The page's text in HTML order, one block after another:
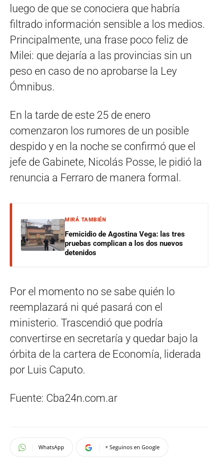
luego de que se conociera que habría
filtrado información sensible a los medios.
Principalmente, una frase poco feliz de
Milei: que dejaría a las provincias sin un
peso en caso de no aprobarse la Ley
Ómnibus.
En la tarde de este 25 de enero
comenzaron los rumores de un posible
despido y en la noche se confirmó que el
jefe de Gabinete, Nicolás Posse, le pidió la
renuncia a Ferraro de manera formal.
MIRÁ TAMBIÉN
Femicidio de Agostina Vega: las tres
pruebas complican a los dos nuevos
detenidos
Por el momento no se sabe quién lo
reemplazará ni qué pasará con el
ministerio. Trascendió que podría
convertirse en secretaría y quedar bajo la
órbita de la cartera de Economía, liderada
por Luis Caputo.
Fuente: Cba24n.com.ar
WhatsApp + Seguinos en Google